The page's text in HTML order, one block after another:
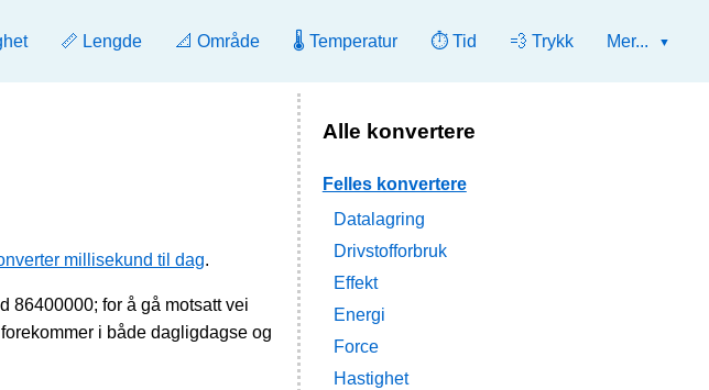
📏 Lengde 📐 Område 🌡️ Temperatur ⏱️ Tid 💨 Trykk Mer...
millisekund til dag.
86400000; for å gå motsatt vei
i både dagligdagse og
Alle konvertere
Felles konvertere
Datalagring
Drivstofforbruk
Effekt
Energi
Force
Hastighet